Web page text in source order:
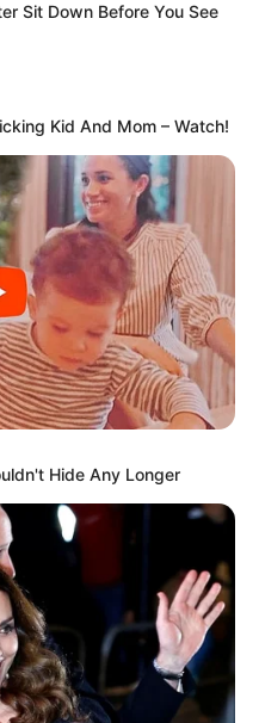
vitosinaga)
Sit Down Before You See
Kid And Mom – Watch!
Hide Any Longer